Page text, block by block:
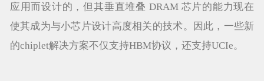
应用而设计的，但其垂直堆叠 DRAM 芯片的能力现在
使其成为与小芯片设计高度相关的技术。因此，一些新
的chiplet解决方案不仅支持HBM协议，还支持UCIe。